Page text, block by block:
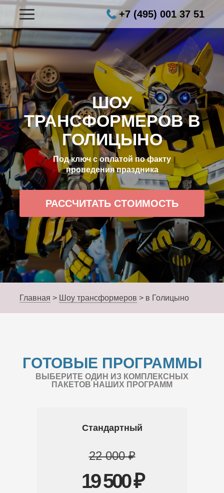
+7 (495) 001 37 51
ШОУ
ТРАНСФОРМЕРОВ В
ГОЛИЦЫНО
Под ключ с оплатой по факту
проведения праздника
РАССЧИТАТЬ СТОИМОСТЬ
Главная > Шоу трансформеров > в Голицыно
ГОТОВЫЕ ПРОГРАММЫ
ВЫБЕРИТЕ ОДИН ИЗ КОМПЛЕКСНЫХ
ПАКЕТОВ НАШИХ ПРОГРАММ
Стандартный
22 000 ₽
19 500 ₽